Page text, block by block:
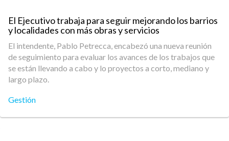
El Ejecutivo trabaja para seguir mejorando los barrios
y localidades con más obras y servicios
El intendente, Pablo Petrecca, encabezó una nueva reunión
de seguimiento para evaluar los avances de los trabajos que
se están llevando a cabo y lo proyectos a corto, mediano y
largo plazo.
Gestión